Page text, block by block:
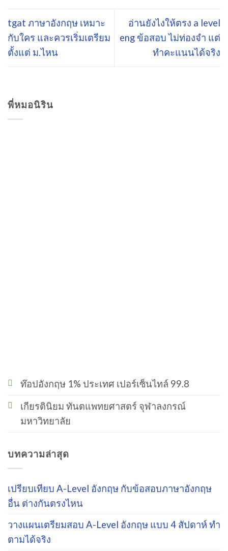
tgat ภาษาอังกฤษ เหมาะ
กับใคร และควรเริ่มเตรียม
ตั้งแต่ ม.ไหน
อ่านยังไงให้ตรง a level
eng ข้อสอบ ไม่ท่องจำ แต่
ทำคะแนนได้จริง
พี่หมอนิริน
ท๊อปอังกฤษ 1% ประเทศ เปอร์เซ็นไทล์ 99.8
เกียรตินิยม ทันตแพทยศาสตร์ จุฬาลงกรณ์
มหาวิทยาลัย
บทความล่าสุด
เปรียบเทียบ A-Level อังกฤษ กับข้อสอบภาษาอังกฤษ
อื่น ต่างกันตรงไหน
วางแผนเตรียมสอบ A-Level อังกฤษ แบบ 4 สัปดาห์ ทำ
ตามได้จริง